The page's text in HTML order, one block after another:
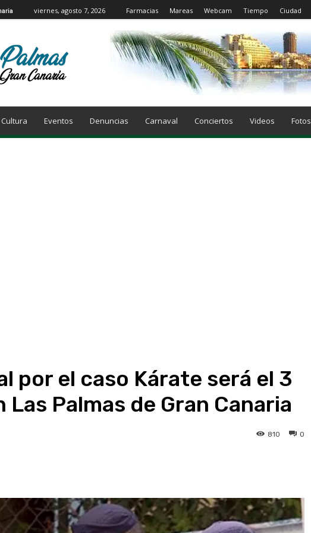
viernes, agosto 7, 2026 Farmacias Mareas Webcam Tiempo Ciudad
Cultura Eventos Denuncias Carnaval Conciertos Videos Fotos
por el caso Kárate será el 3
Las Palmas de Gran Canaria
0
810